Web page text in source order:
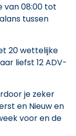
van 08:00 tot
tussen
20 wettelijke
liefst 12 ADV-
je zeker
en Nieuw en
voor en de